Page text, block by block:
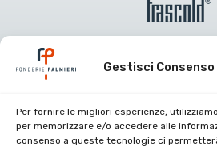
Gestisci Consenso
Per fornire le migliori esperienze,
per memorizzare e/o accedere alle
consenso a queste tecnologie ci
Certificazioni aziendali
Lavora con noi